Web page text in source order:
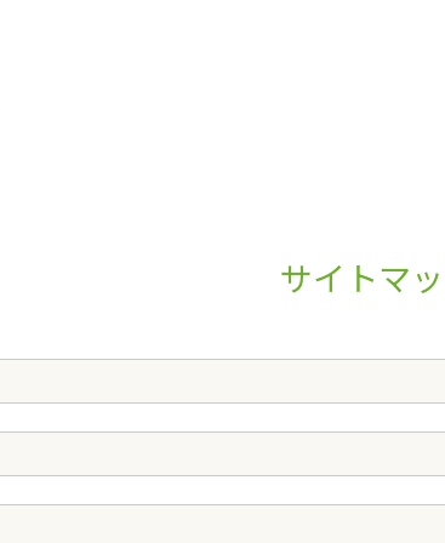
サイトマ